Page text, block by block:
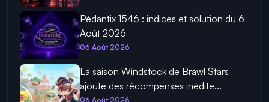
Pédantix 1546 : indices et solution du 6
Août 2026
06 Août 2026
La saison Windstock de Brawl Stars
ajoute des récompenses inédite...
06 Août 2026